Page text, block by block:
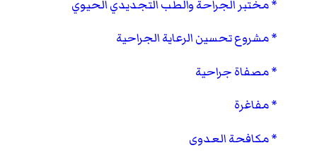
مختبر الجراحة والطب التجديدي الحيوي
مشروع تحسين الرعاية الجراحية
مصفاة جراحية
مفاغرة
مكافحة العدوى